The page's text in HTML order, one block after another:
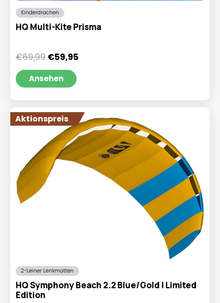
Kinderdrachen
HQ Multi-Kite Prisma
€69,99 Ursprünglicher
Preis
war:
€69,99
€59,95Aktueller
Ansehen
Aktionspreis
2-Leiner Lenkmatten
HQ Symphony Beach 2.2 Blue/Gold | Limited
Edition